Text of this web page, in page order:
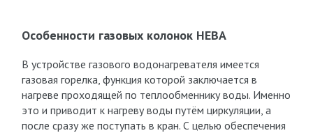
Особенности газовых колонок НЕВА
В устройстве газового водонагревателя имеется
газовая горелка, функция которой заключается в
нагреве проходящей по теплообменнику воды. Именно
это и приводит к нагреву воды путём циркуляции, а
после сразу же поступать в кран. С целью обеспечения